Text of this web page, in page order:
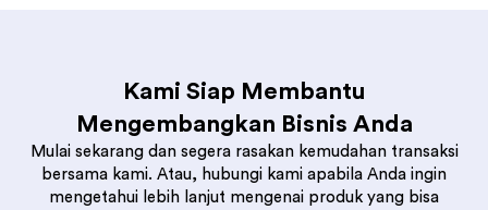
Kami Siap Membantu
Mengembangkan Bisnis Anda
Mulai sekarang dan segera rasakan kemudahan transaksi
bersama kami. Atau, hubungi kami apabila Anda ingin
mengetahui lebih lanjut mengenai produk yang bisa